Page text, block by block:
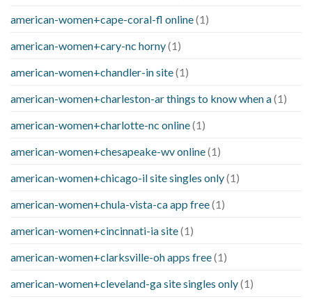
american-women+cape-coral-fl online(1)
american-women+cary-nc horny(1)
american-women+chandler-in site(1)
american-women+charleston-ar things to know when a(1)
american-women+charlotte-nc online(1)
american-women+chesapeake-wv online(1)
american-women+chicago-il site singles only(1)
american-women+chula-vista-ca app free(1)
american-women+cincinnati-ia site(1)
american-women+clarksville-oh apps free(1)
american-women+cleveland-ga site singles only(1)